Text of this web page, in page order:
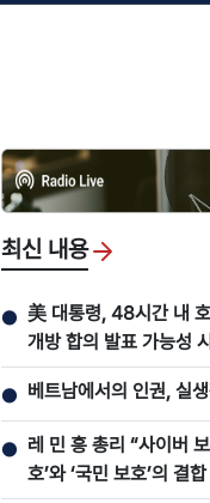
최신 내용
● 美 대통령, 48시간 내
개방 합의 발표 가능성
● 베트남에서의 인권, 실
● 레 민 흥 총리 “사이버
호’와 ‘국민 보호’의 결